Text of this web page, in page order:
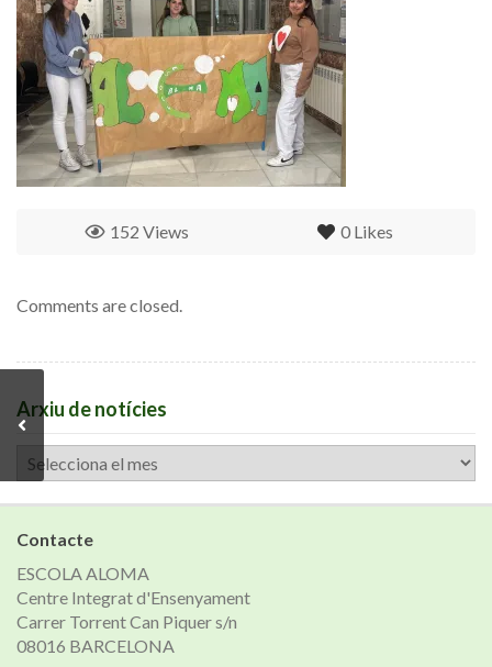
0 Likes
152 Views
Comments are closed.
Arxiu de notícies
Arxiu
de
notícies
Contacte
ESCOLA ALOMA
Centre Integrat d'Ensenyament
Carrer Torrent Can Piquer s/n
08016 BARCELONA